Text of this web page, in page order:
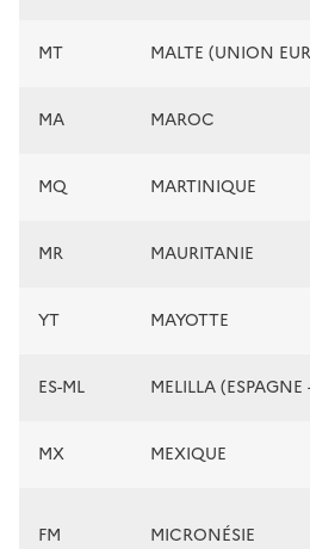
MT MALTE (UNION
MA MAROC
MQ MARTINIQUE
MR MAURITANIE
YT MAYOTTE
ES-ML MELILLA
MX MEXIQUE
FM MICRONÉSIE